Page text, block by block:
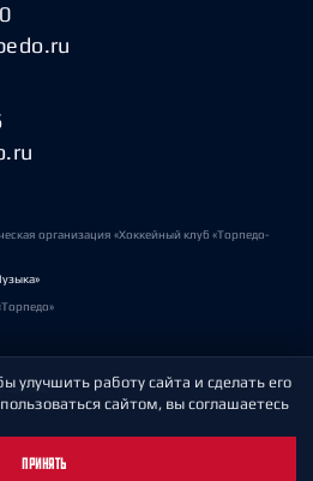
организация «Хоккейный клуб «Торпедо-
данных
улучшить работу сайта и сделать его
сайтом, вы соглашаетесь
ПРИНЯТЬ